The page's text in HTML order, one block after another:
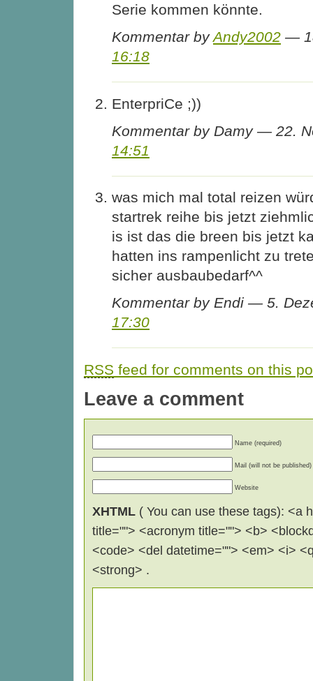
Serie kommen könnte.
Kommentar byAndy2002 —
16:18
EnterpriCe ;))
Kommentar by Damy — 22.
14:51
was mich mal total reizen
startrek reihe bis jetzt
is ist das die breen bis jetzt
hatten ins rampenlicht zu
sicher ausbaubedarf^^
Kommentar by Endi — 5.
17:30
RSS feed for comments on this
Leave a comment
Name (required)
Mail (will not be published)
Website
XHTML ( You can use these tags): <a
title=""> <acronym title=""> <b>
<code> <del datetime=""> <em> <i>
<strong> .